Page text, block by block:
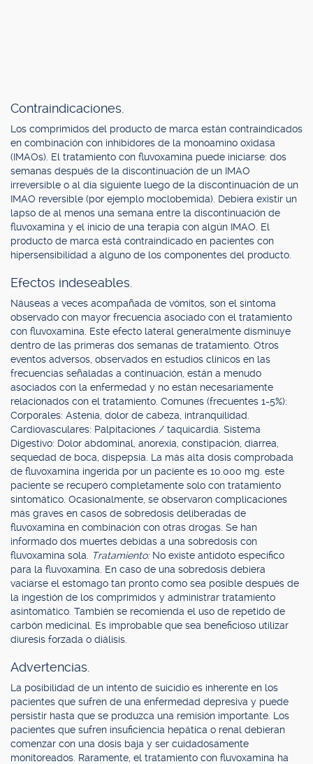
Contraindicaciones.
Los comprimidos del producto de marca están contraindicados
en combinación con inhibidores de la monoamino oxidasa
(IMAOs). El tratamiento con fluvoxamina puede iniciarse: dos
semanas después de la discontinuación de un IMAO
irreversible o al día siguiente luego de la discontinuación de un
IMAO reversible (por ejemplo moclobemida). Debiera existir un
lapso de al menos una semana entre la discontinuación de
fluvoxamina y el inicio de una terapia con algún IMAO. El
producto de marca está contraindicado en pacientes con
hipersensibilidad a alguno de los componentes del producto.
Efectos indeseables.
Náuseas a veces acompañada de vómitos, son el síntoma
observado con mayor frecuencia asociado con el tratamiento
con fluvoxamina. Este efecto lateral generalmente disminuye
dentro de las primeras dos semanas de tratamiento. Otros
eventos adversos, observados en estudios clínicos en las
frecuencias señaladas a continuación, están a menudo
asociados con la enfermedad y no están necesariamente
relacionados con el tratamiento. Comunes (frecuentes 1-5%):
Corporales: Astenia, dolor de cabeza, intranquilidad.
Cardiovasculares: Palpitaciones / taquicardia. Sistema
Digestivo: Dolor abdominal, anorexia, constipación, diarrea,
sequedad de boca, dispepsia. La más alta dosis comprobada
de fluvoxamina ingerida por un paciente es 10.000 mg. este
paciente se recuperó completamente solo con tratamiento
sintomático. Ocasionalmente, se observaron complicaciones
más graves en casos de sobredosis deliberadas de
fluvoxamina en combinación con otras drogas. Se han
informado dos muertes debidas a una sobredosis con
fluvoxamina sola.
Tratamiento: No existe antídoto específico
para la fluvoxamina. En caso de una sobredosis debiera
vaciarse el estomago tan pronto como sea posible después de
la ingestión de los comprimidos y administrar tratamiento
asintomático. También se recomienda el uso de repetido de
carbón medicinal. Es improbable que sea beneficioso utilizar
diuresis forzada o diálisis.
Advertencias.
La posibilidad de un intento de suicidio es inherente en los
pacientes que sufren de una enfermedad depresiva y puede
persistir hasta que se produzca una remisión importante. Los
pacientes que sufren insuficiencia hepática o renal debieran
comenzar con una dosis baja y ser cuidadosamente
monitoreados. Raramente, el tratamiento con fluvoxamina ha